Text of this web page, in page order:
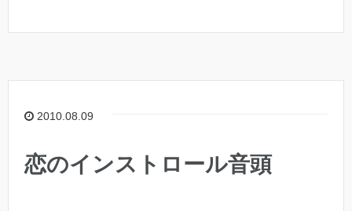
2010.08.09
恋のインストロール音頭